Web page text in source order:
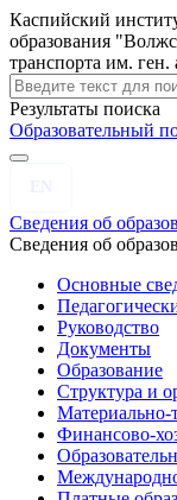
Каспийский
образования
транспорта им.
Результаты поиска
Образовательный
Сведения об
Сведения об
Основные
Руководство
Документы
Образование
Структура и
Материально-
Финансово-